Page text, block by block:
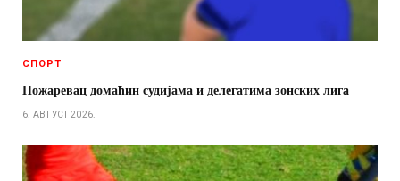
СПОРТ
Пожаревац домаћин судијама и делегатима зонских лига
6. АВГУСТ 2026.